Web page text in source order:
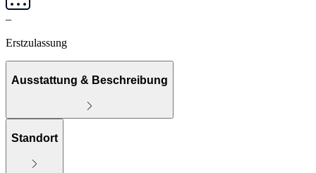
–
Erstzulassung
Ausstattung & Beschreibung
Standort